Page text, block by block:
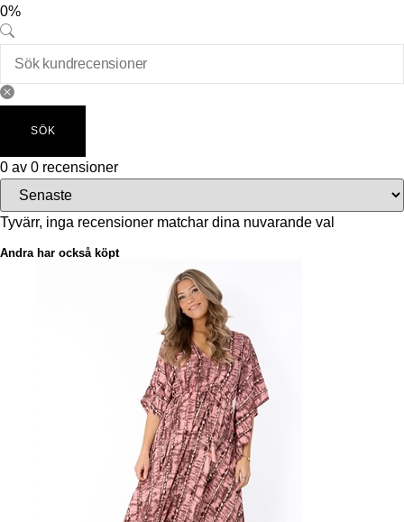
0%
SÖK
0 av 0 recensioner
Tyvärr, inga recensioner matchar dina nuvarande val
Andra har också köpt